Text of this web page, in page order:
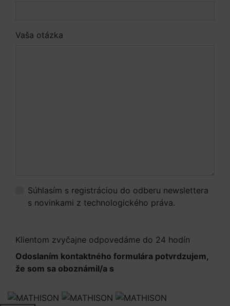
Vaša otázka
Súhlasím s registráciou do odberu newslettera
s novinkami z technologického práva.
Klientom zvyčajne odpovedáme do 24 hodín
Odoslaním kontaktného formulára potvrdzujem,
že som sa oboznámil/a s